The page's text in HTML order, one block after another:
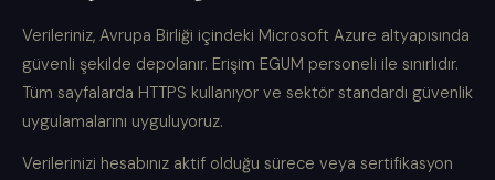
Verileriniz, Avrupa Birliği içindeki Microsoft Azure altyapısında
güvenli şekilde depolanır. Erişim EGUM personeli ile sınırlıdır.
Tüm sayfalarda HTTPS kullanıyor ve sektör standardı güvenlik
uygulamalarını uyguluyoruz.
Verilerinizi hesabınız aktif olduğu sürece veya sertifikasyon